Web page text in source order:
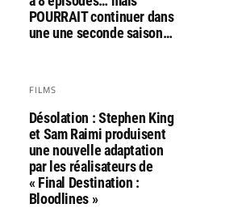
POURRAIT continuer dans
une une seconde saison…
FILMS
Désolation : Stephen King
et Sam Raimi produisent
une nouvelle adaptation
par les réalisateurs de
« Final Destination :
Bloodlines »